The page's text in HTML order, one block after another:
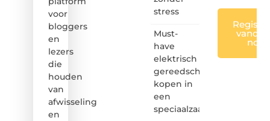
voor
bloggers
en
lezers
die
houden
van
afwisseling
en
stress
Must-
have
elektrisch
gereedschap
kopen in
een
speciaalzaak
nog